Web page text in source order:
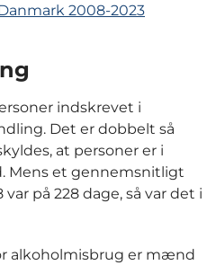
2008-2023
indskrevet i
Det er dobbelt så
at personer er i
Mens et gennemsnitligt
på 228 dage, så var det i
alkoholmisbrug er mænd